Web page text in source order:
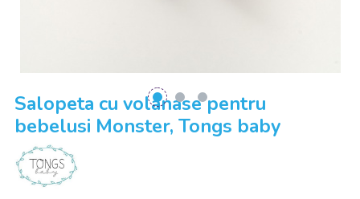
Salopeta cu volanase pentru
bebelusi Monster, Tongs baby